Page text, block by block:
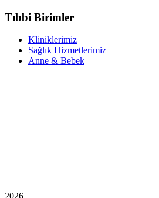
Tıbbi Birimler
Kliniklerimiz
Sağlık Hizmetlerimiz
Anne & Bebek